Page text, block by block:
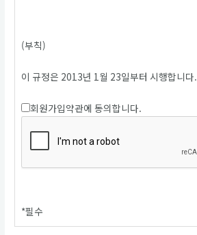
(부칙)
이 규정은 2013년 1월 23일부터 시행합니다.
회원가입약관에 동의합니다.
*필수